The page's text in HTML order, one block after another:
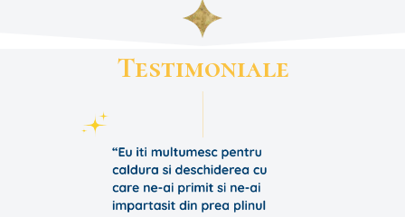
Testimoniale